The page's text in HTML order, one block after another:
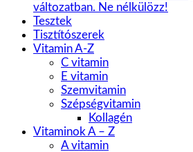
változatban. Ne nélkülözz!
Tesztek
Tisztítószerek
Vitamin A-Z
C vitamin
E vitamin
Szemvitamin
Szépségvitamin
Kollagén
Vitaminok A – Z
A vitamin